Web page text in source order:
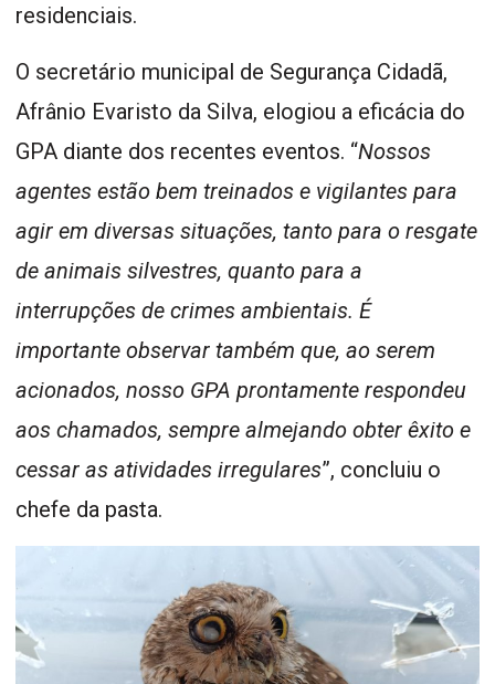
residenciais.
O secretário municipal de Segurança Cidadã,
Afrânio Evaristo da Silva, elogiou a eficácia do
GPA diante dos recentes eventos. “Nossos
agentes estão bem treinados e vigilantes para
agir em diversas situações, tanto para o resgate
de animais silvestres, quanto para a
interrupções de crimes ambientais. É
importante observar também que, ao serem
acionados, nosso GPA prontamente respondeu
aos chamados, sempre almejando obter êxito e
cessar as atividades irregulares”, concluiu o
chefe da pasta.